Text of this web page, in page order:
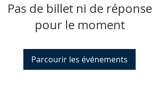
Pas de billet ni de réponse
pour le moment
Parcourir les événements